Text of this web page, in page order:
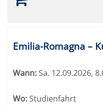
Emilia-Romagna –
Wann:Sa. 12.09.2026,
Wo:Studienfahrt